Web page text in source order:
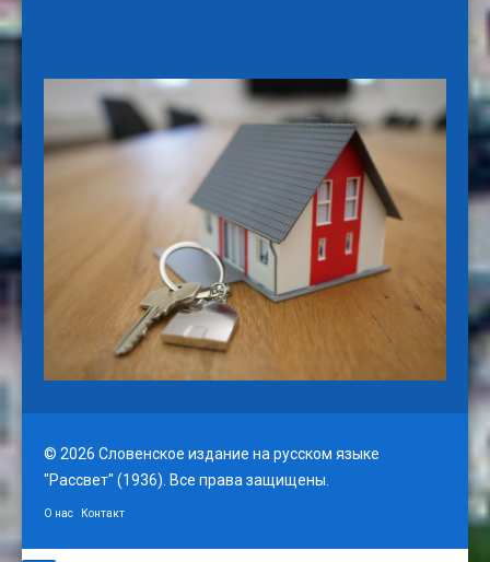
© 2026 Словенское издание на русском языке
"Рассвет" (1936). Все права защищены.
О нас Контакт